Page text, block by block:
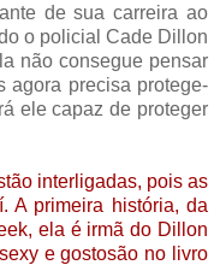
de sua carreira ao
o policial Cade Dillon
não consegue pensar
agora precisa protege-
ele capaz de proteger
interligadas, pois as
A primeira história, da
ela é irmã do Dillon
e gostosão no livro